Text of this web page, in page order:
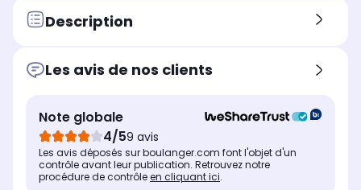
Installation
à poser
39 L
Non
Maintien au chaud
Oui
39 L
Non
Description
Les avis de nos clients
Note globale
4/59 avis
Les avis déposés sur boulanger.com font l'objet d'un
contrôle avant leur publication. Retrouvez notre
procédure de contrôleen cliquant ici.